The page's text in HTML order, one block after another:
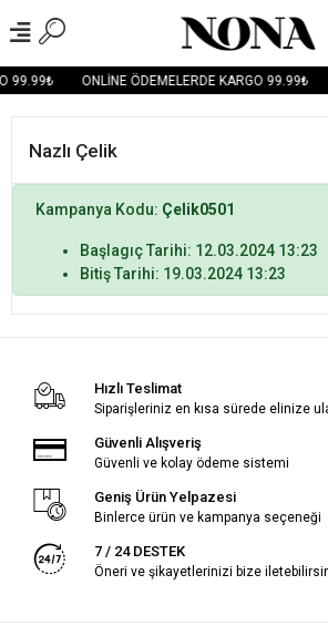
99.99₺ ONLİNE ÖDEMELERDE KARGO 99.99₺
Nazlı Çelik
Kampanya Kodu: Çelik0501
Başlagıç Tarihi: 12.03.2024 13:23
Bitiş Tarihi: 19.03.2024 13:23
Hızlı Teslimat
Siparişleriniz en kısa sürede elinize
Güvenli Alışveriş
Güvenli ve kolay ödeme sistemi
Geniş Ürün Yelpazesi
Binlerce ürün ve kampanya seçeneği
7 / 24 DESTEK
Öneri ve şikayetlerinizi bize